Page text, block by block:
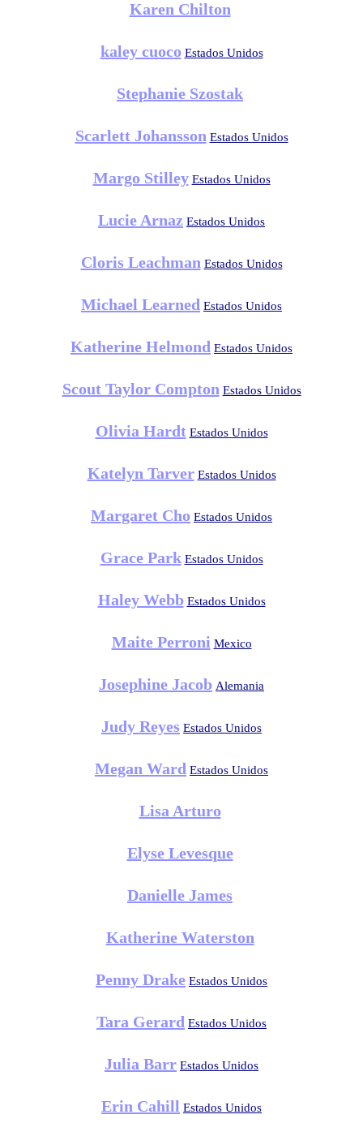
Karen Chilton
kaley cuoco Estados Unidos
Stephanie Szostak
Scarlett Johansson Estados Unidos
Margo Stilley Estados Unidos
Lucie Arnaz Estados Unidos
Cloris Leachman Estados Unidos
Michael Learned Estados Unidos
Katherine Helmond Estados Unidos
Scout Taylor Compton Estados Unidos
Olivia Hardt Estados Unidos
Katelyn Tarver Estados Unidos
Margaret Cho Estados Unidos
Grace Park Estados Unidos
Haley Webb Estados Unidos
Maite Perroni Mexico
Josephine Jacob Alemania
Judy Reyes Estados Unidos
Megan Ward Estados Unidos
Lisa Arturo
Elyse Levesque
Danielle James
Katherine Waterston
Penny Drake Estados Unidos
Tara Gerard Estados Unidos
Julia Barr Estados Unidos
Erin Cahill Estados Unidos